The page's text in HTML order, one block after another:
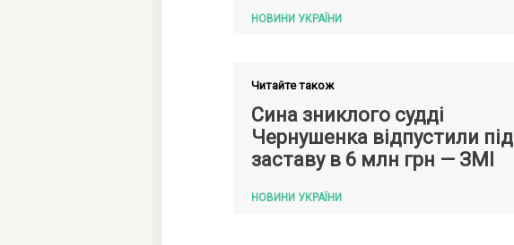
НОВИНИ УКРАЇНИ
Читайте також
Сина зниклого судді
Чернушенка відпустили під
заставу в 6 млн грн — ЗМІ
НОВИНИ УКРАЇНИ